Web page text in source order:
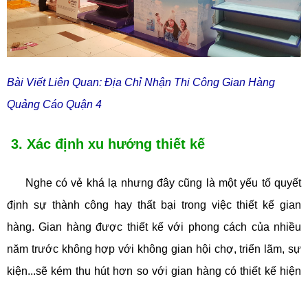
Bài Viết Liên Quan: Địa Chỉ Nhận Thi Công Gian Hàng
Quảng Cáo Quận 4
3. Xác định xu hướng thiết kế
Nghe có vẻ khá lạ nhưng đây cũng là một yếu tố quyết
định sự thành công hay thất bại trong việc thiết kế gian
hàng. Gian hàng được thiết kế với phong cách của nhiều
năm trước không hợp với không gian hội chợ, triển lãm, sự
kiện...sẽ kém thu hút hơn so với gian hàng có thiết kế hiện